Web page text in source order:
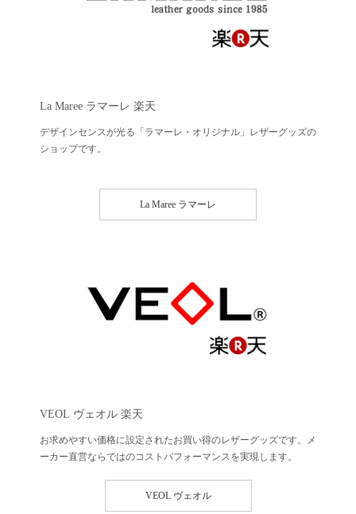
La Maree ラマーレ 楽天
デザインセンスが光る「ラマーレ・オリジナル」レザーグッズの
ショップです。
La Maree ラマーレ
VEOL ヴェオル 楽天
お求めやすい価格に設定されたお買い得のレザーグッズです。メ
ーカー直営ならではのコストパフォーマンスを実現します。
VEOL ヴェオル